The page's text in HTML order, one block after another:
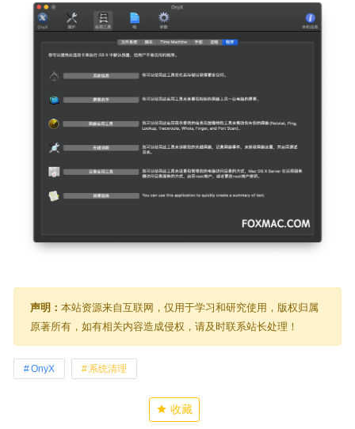
声明： 本站资源来自互联网，仅用于学习和研究使用，版权归属
原著所有，如有相关内容造成侵权，请及时联系站长处理！
OnyX 系统清理
收藏